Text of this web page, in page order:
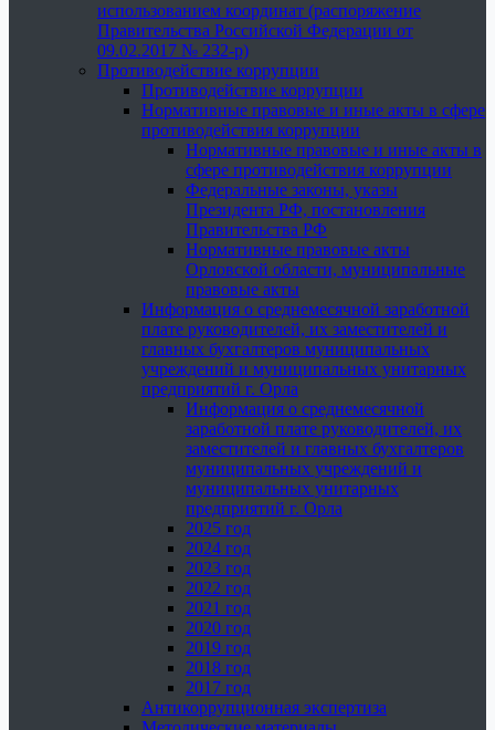
использованием координат (распоряжение
Правительства Российской Федерации от
09.02.2017 № 232-р)
Противодействие коррупции
Противодействие коррупции
Нормативные правовые и иные акты в сфере
противодействия коррупции
Нормативные правовые и иные акты в
сфере противодействия коррупции
Федеральные законы, указы
Президента РФ, постановления
Правительства РФ
Нормативные правовые акты
Орловской области, муниципальные
правовые акты
Информация о среднемесячной заработной
плате руководителей, их заместителей и
главных бухгалтеров муниципальных
учреждений и муниципальных унитарных
предприятий г. Орла
Информация о среднемесячной
заработной плате руководителей, их
заместителей и главных бухгалтеров
муниципальных учреждений и
муниципальных унитарных
предприятий г. Орла
2025 год
2024 год
2023 год
2022 год
2021 год
2020 год
2019 год
2018 год
2017 год
Антикоррупционная экспертиза